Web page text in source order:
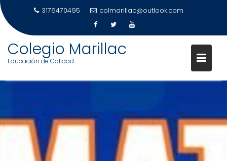
3176470495 colmarillac@outlook.com
Colegio Marillac
Educación de Calidad.